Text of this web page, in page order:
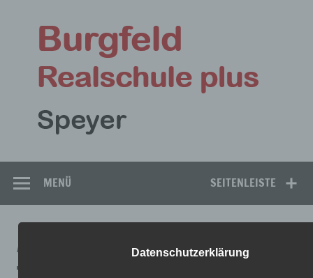
springen
SEITENLEISTE
MENÜ
AUFAGEN-HUSDatenschutzerklärung